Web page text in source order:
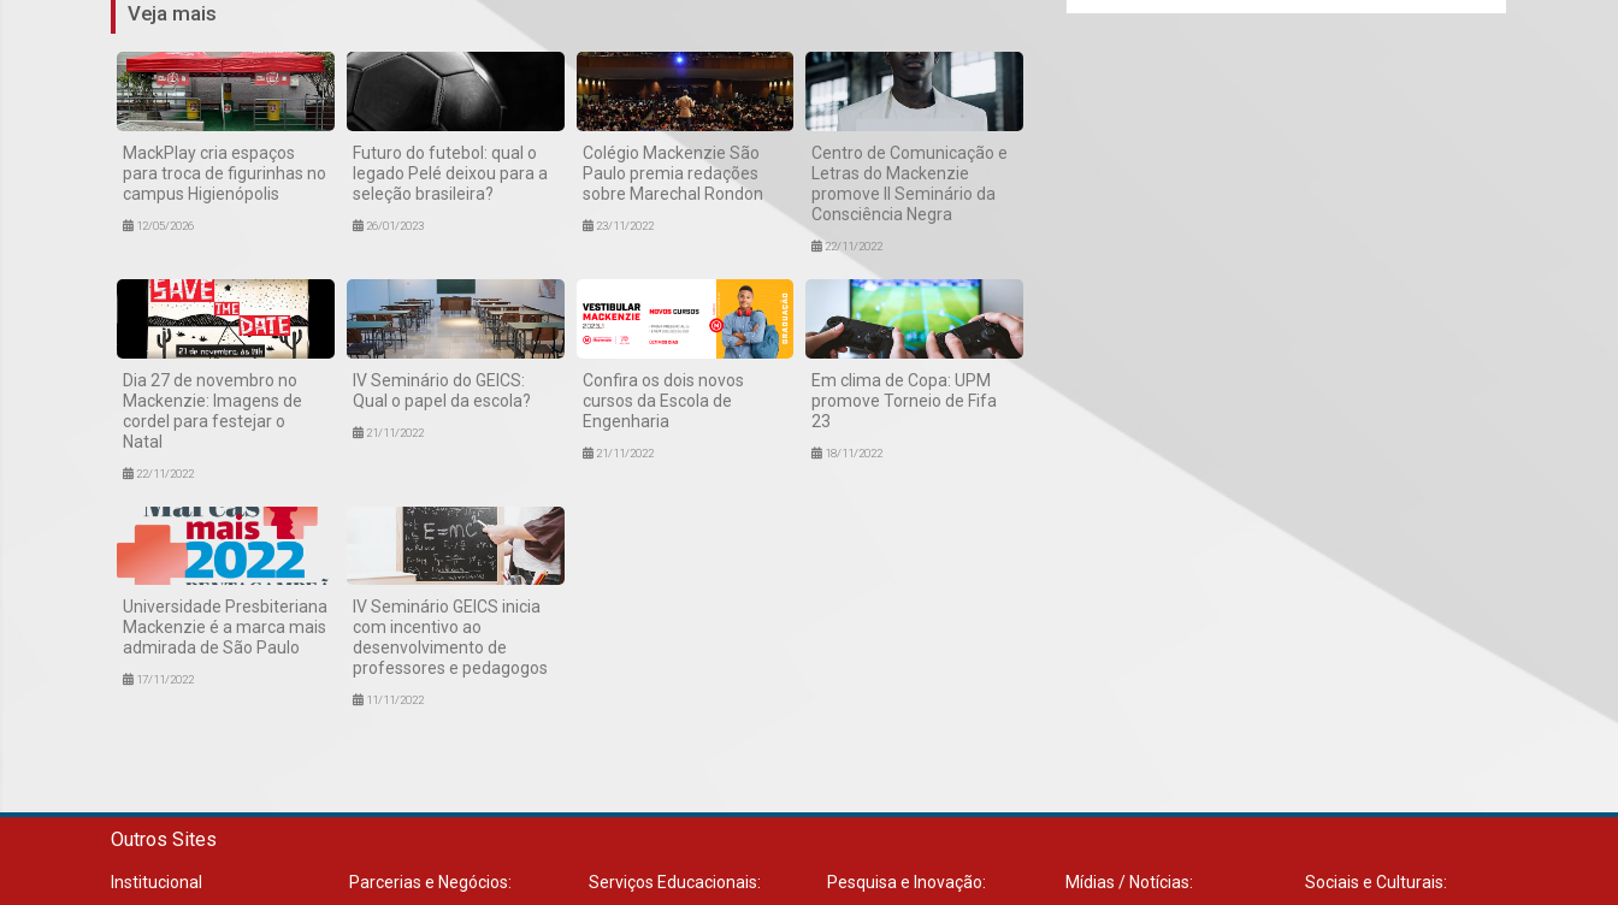
Veja mais
MackPlay cria espaços
para troca de figurinhas no
campus Higienópolis
12/05/2026
Futuro do futebol: qual o
legado Pelé deixou para a
seleção brasileira?
26/01/2023
Colégio Mackenzie São
Paulo premia redações
sobre Marechal Rondon
23/11/2022
Centro de Comunicação e
Letras do Mackenzie
promove II Seminário da
Consciência Negra
22/11/2022
Dia 27 de novembro no
Mackenzie: Imagens de
cordel para festejar o
Natal
22/11/2022
IV Seminário do GEICS:
Qual o papel da escola?
21/11/2022
Confira os dois novos
cursos da Escola de
Engenharia
21/11/2022
Em clima de Copa: UPM
promove Torneio de Fifa
23
18/11/2022
Universidade Presbiteriana
Mackenzie é a marca mais
admirada de São Paulo
17/11/2022
IV Seminário GEICS inicia
com incentivo ao
desenvolvimento de
professores e pedagogos
11/11/2022
Mackenzie recepciona os
semestre de 2026
na educação dos filhos além
Outros Sites
Institucional
Parcerias e Negócios:
Serviços Educacionais:
Pesquisa e Inovação:
Mídias / Notícias:
Sociais e Culturais: